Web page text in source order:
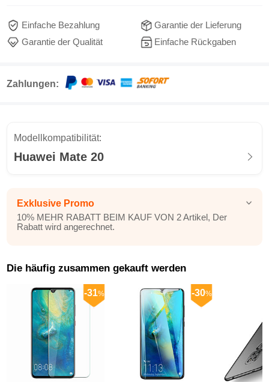
Einfache Bezahlung
Garantie der Lieferung
Garantie der Qualität
Einfache Rückgaben
Zahlungen:
Modellkompatibilität:
Huawei Mate 20
Exklusive Promo
10% MEHR RABATT BEIM KAUF VON 2 Artikel, Der
Rabatt wird angerechnet.
Die häufig zusammen gekauft werden
-31% -30%